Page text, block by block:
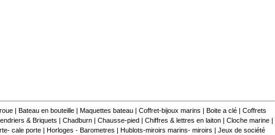
| Bateau en bouteille | Maquettes bateau | Coffret-bijoux marins | Boite a clé | Coffrets
& Briquets | Chadburn| Chausse-pied| Chiffres & lettres en laiton| Cloche marine|
cale porte| Horloges - Barometres | Hublots-miroirs marins- miroirs | Jeux de société